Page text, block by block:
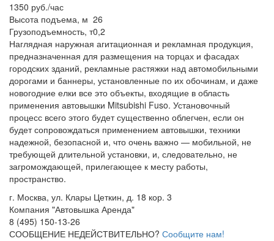
1350 руб./час
Высота подъема, м 26
Грузоподъемность, т0,2
Наглядная наружная агитационная и рекламная продукция,
предназначенная для размещения на торцах и фасадах
городских зданий, рекламные растяжки над автомобильными
дорогами и баннеры, установленные по их обочинам, и даже
новогодние елки все это объекты, входящие в область
применения автовышки Mitsubishi Fuso. Установочный
процесс всего этого будет существенно облегчен, если он
будет сопровождаться применением автовышки, техники
надежной, безопасной и, что очень важно — мобильной, не
требующей длительной установки, и, следовательно, не
загромождающей, прилегающее к месту работы,
пространство.
г. Москва, ул. Клары Цеткин, д. 18 кор. 3
Компания "Автовышка Аренда"
8 (495) 150-13-26
СООБЩЕНИЕ НЕДЕЙСТВИТЕЛЬНО? Сообщите нам!